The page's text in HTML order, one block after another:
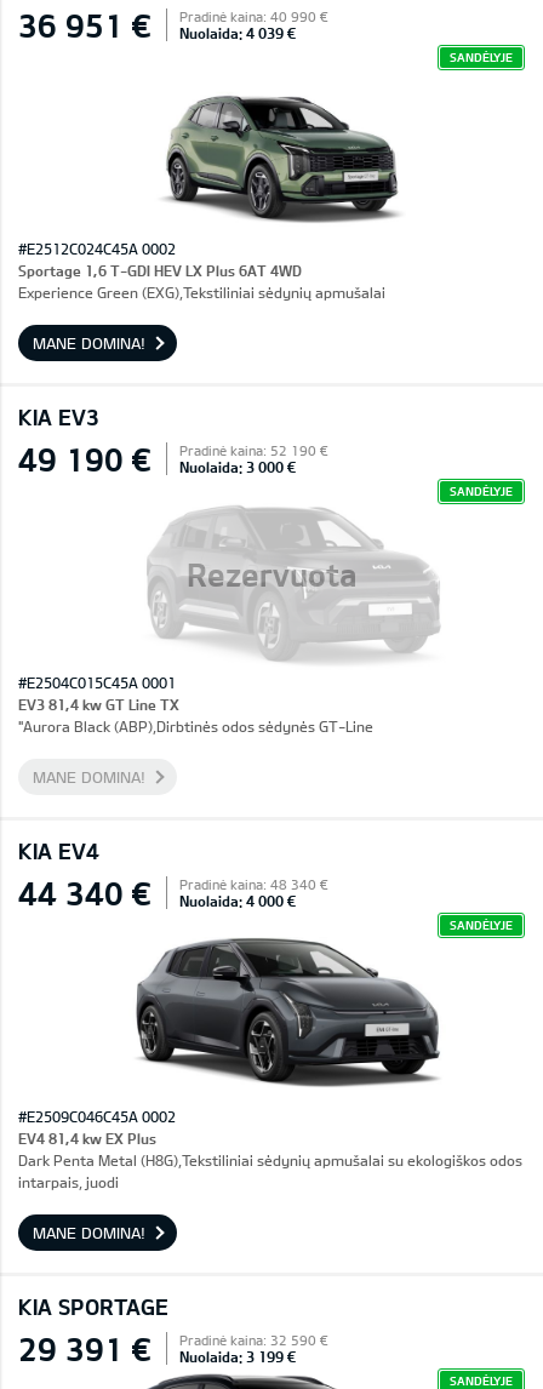
36 951 € Pradinė kaina: 40 990 €
Nuolaida: 4 039 €
SANDĖLYJE
#E2512C024C45A 0002
Sportage 1,6 T-GDI HEV LX Plus 6AT 4WD
Experience Green (EXG),Tekstiliniai sėdynių apmušalai
MANE DOMINA!
KIA EV3
Rezervuota
49 190 € Pradinė kaina: 52 190 €
Nuolaida: 3 000 €
SANDĖLYJE
#E2504C015C45A 0001
EV3 81,4 kw GT Line TX
"Aurora Black (ABP),Dirbtinės odos sėdynės GT-Line
MANE DOMINA!
KIA EV4
44 340 € Pradinė kaina: 48 340 €
Nuolaida: 4 000 €
SANDĖLYJE
#E2509C046C45A 0002
EV4 81,4 kw EX Plus
Dark Penta Metal (H8G),Tekstiliniai sėdynių apmušalai su ekologiškos odos
intarpais, juodi
MANE DOMINA!
KIA SPORTAGE
29 391 € Pradinė kaina: 32 590 €
Nuolaida: 3 199 €
SANDĖLYJE